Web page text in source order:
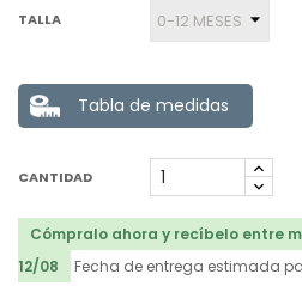
TALLA
Tabla de medidas
CANTIDAD
Cómpralo ahora y recíbelo entre
12/08
Fecha de entrega estimada